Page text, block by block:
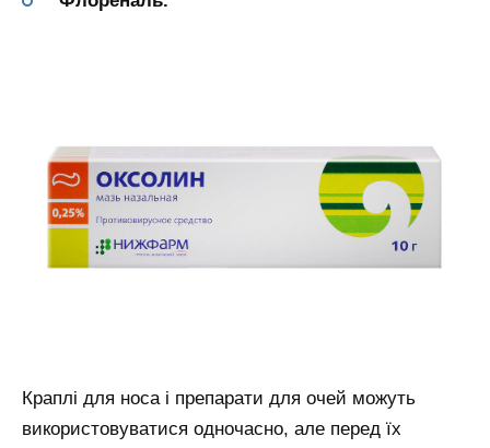
Краплі для носа і препарати для очей можуть
використовуватися одночасно, але перед їх